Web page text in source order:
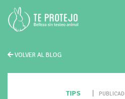
VOLVER AL BLOG
TIPS